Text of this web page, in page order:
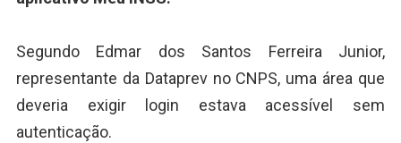
Segundo Edmar dos Santos Ferreira Junior,
representante da Dataprev no CNPS, uma área que
deveria exigir login estava acessível sem
autenticação.